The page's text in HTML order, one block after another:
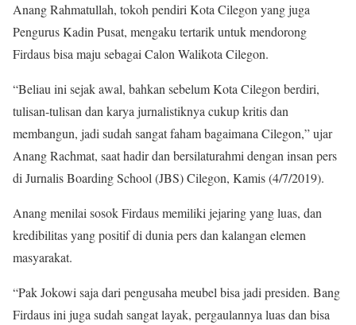
Anang Rahmatullah, tokoh pendiri Kota Cilegon yang juga
Pengurus Kadin Pusat, mengaku tertarik untuk mendorong
Firdaus bisa maju sebagai Calon Walikota Cilegon.
“Beliau ini sejak awal, bahkan sebelum Kota Cilegon berdiri,
tulisan-tulisan dan karya jurnalistiknya cukup kritis dan
membangun, jadi sudah sangat faham bagaimana Cilegon,” ujar
Anang Rachmat, saat hadir dan bersilaturahmi dengan insan pers
di Jurnalis Boarding School (JBS) Cilegon, Kamis (4/7/2019).
Anang menilai sosok Firdaus memiliki jejaring yang luas, dan
kredibilitas yang positif di dunia pers dan kalangan elemen
masyarakat.
“Pak Jokowi saja dari pengusaha meubel bisa jadi presiden. Bang
Firdaus ini juga sudah sangat layak, pergaulannya luas dan bisa